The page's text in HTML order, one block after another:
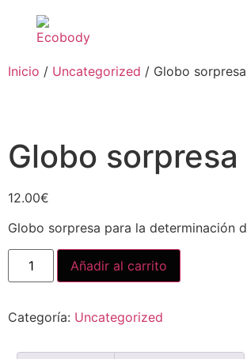
Inicio / Uncategorized / Globo sorpresa
Globo sorpresa
12.00€
Globo sorpresa para la determinación
Añadir al carrito
Categoría: Uncategorized